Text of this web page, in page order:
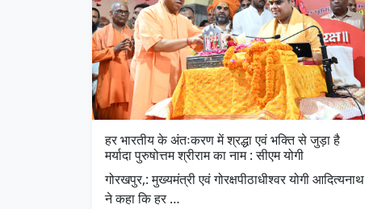
हर भारतीय के अंतःकरण में श्रद्धा एवं भक्ति से जुड़ा है
मर्यादा पुरुषोत्तम श्रीराम का नाम : सीएम योगी
गोरखपुर,: मुख्यमंत्री एवं गोरक्षपीठाधीश्वर योगी आदित्यनाथ
ने कहा कि हर …